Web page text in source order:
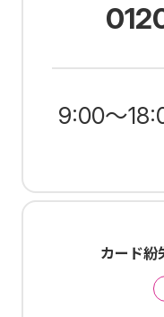
9:00～
カード紛